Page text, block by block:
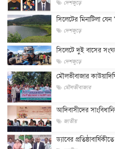
দেশজুড়ে
সিলেটের মিনাটিলা যেন
দেশজুড়ে
সিলেটে দুই বাসের
দেশজুড়ে
মৌলভীবাজার
মৌলভীবাজার
আদিবাসীদের
জাতীয়
ড্যাবের প্রতিষ্ঠাবার্ষিকীতে